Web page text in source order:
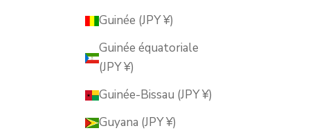
Guinée (JPY ¥)
Guinée équatoriale
(JPY ¥)
Guinée-Bissau (JPY ¥)
Guyana (JPY ¥)